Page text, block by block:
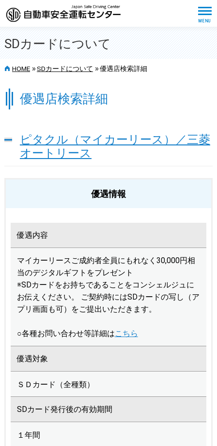
SDカードについて
HOME >> SDカードについて >> 優遇店検索詳細
優遇店検索詳細
ピタクル（マイカーリース）／三菱
オートリース
優遇情報
優遇内容
マイカーリースご成約者全員にもれなく30,000円相
当のデジタルギフトをプレゼント
※SDカードをお持ちであることをコンシェルジュに
お伝えください。 ご契約時にはSDカードの写し（ア
プリ画面も可）をご提出いただきます。
○各種お問い合わせ等詳細はこちら
優遇対象
ＳＤカード（全種類）
SDカード発行後の有効期間
１年間